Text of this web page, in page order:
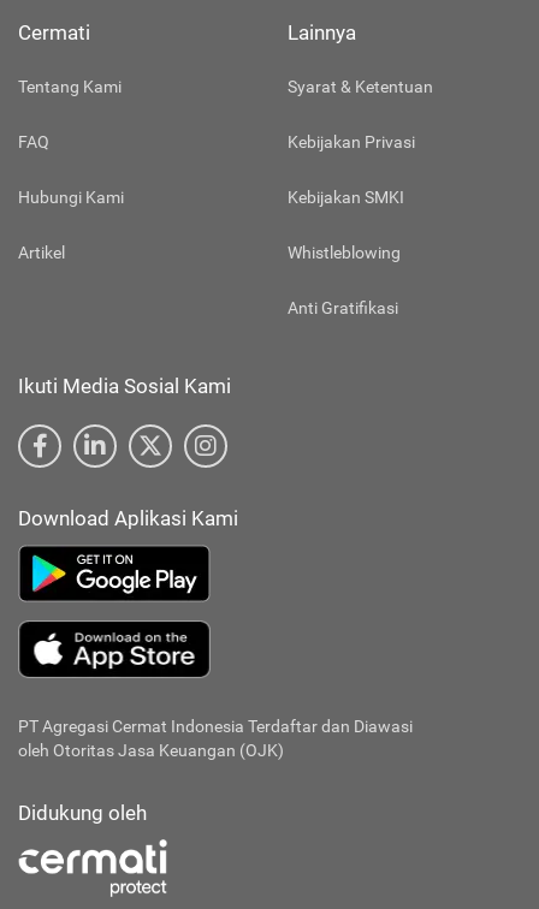
Cermati
Tentang Kami
FAQ
Hubungi Kami
Artikel
Lainnya
Syarat & Ketentuan
Kebijakan Privasi
Kebijakan SMKI
Whistleblowing
Anti Gratifikasi
Ikuti Media Sosial Kami
Download Aplikasi Kami
PT Agregasi Cermat Indonesia Terdaftar dan Diawasi
oleh Otoritas Jasa Keuangan (OJK)
Didukung oleh